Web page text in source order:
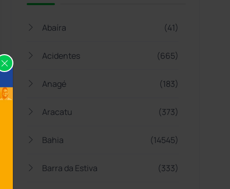
Abaíra (41)
Acidentes (665)
Anagé (183)
Aracatu (373)
Bahia (14545)
Barra da Estiva (333)